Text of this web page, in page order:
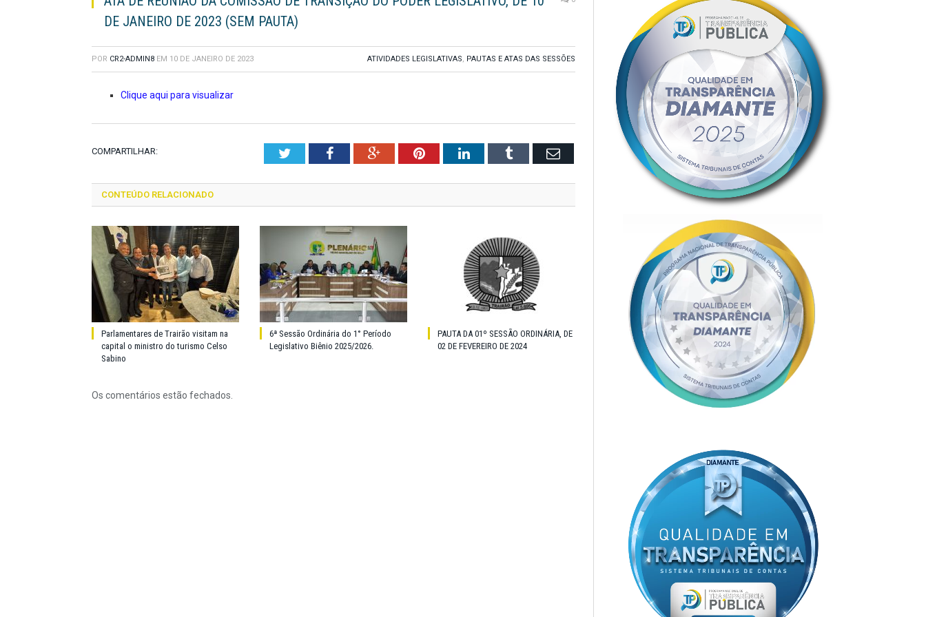
DE JANEIRO DE 2023 (SEM PAUTA)
POR CR2-ADMIN8 EM 10 DE JANEIRO DE 2023 ATIVIDADES LEGISLATIVAS, PAUTAS E ATAS DAS SESSÕES
Clique aqui para visualizar
COMPARTILHAR: TwitterFacebookGoogle+PinterestLinkedInTumblr Email
CONTEÚDO RELACIONADO
Parlamentares de Trairão visitam na
capital o ministro do turismo Celso
Sabino
6ª Sessão Ordinária do 1° Período
Legislativo Biênio 2025/2026.
PAUTA DA 01º SESSÃO ORDINÁRIA, DE
02 DE FEVEREIRO DE 2024
Os comentários estão fechados.